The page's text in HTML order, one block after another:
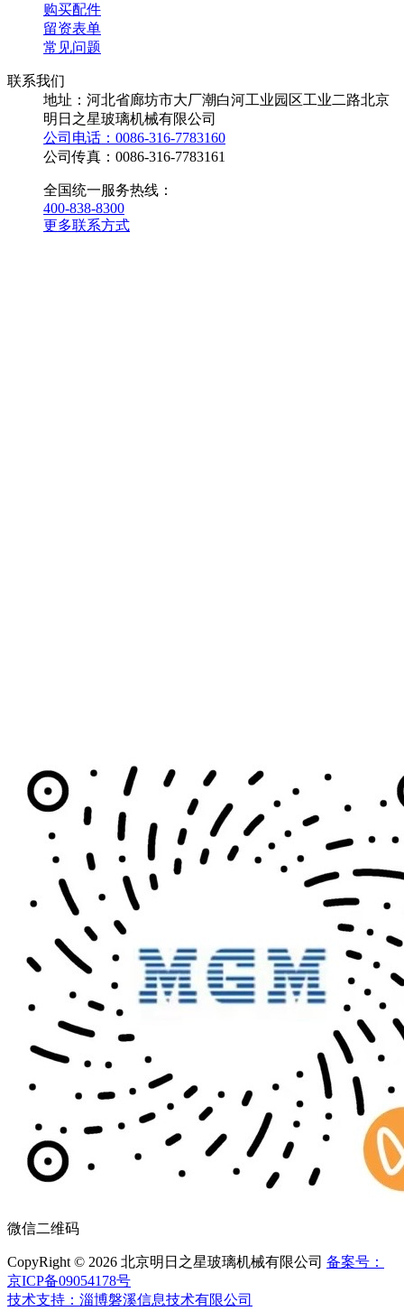
购买配件
留资表单
常见问题
联系我们
地址：河北省廊坊市大厂潮白河工业园区工业二路北京
明日之星玻璃机械有限公司
公司电话：0086-316-7783160
公司传真：0086-316-7783161
全国统一服务热线：
400-838-8300
更多联系方式
微信二维码
CopyRight © 2026 北京明日之星玻璃机械有限公司 备案号：
京ICP备09054178号
技术支持：淄博磐溪信息技术有限公司